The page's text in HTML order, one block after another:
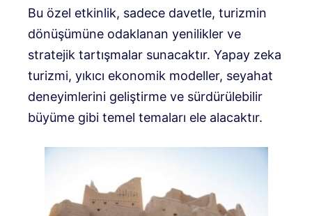
Bu özel etkinlik, sadece davetle, turizmin
dönüşümüne odaklanan yenilikler ve
stratejik tartışmalar sunacaktır. Yapay zeka
turizmi, yıkıcı ekonomik modeller, seyahat
deneyimlerini geliştirme ve sürdürülebilir
büyüme gibi temel temaları ele alacaktır.